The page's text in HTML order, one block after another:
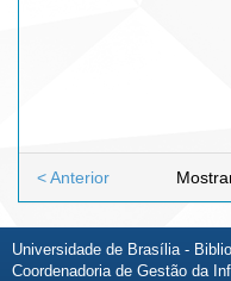
< Anterior
Universidade de Brasília -
Coordenadoria de Gestão da